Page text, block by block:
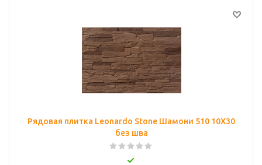
Рядовая плитка Leonardo Stone Шамони 510 10Х30
без шва